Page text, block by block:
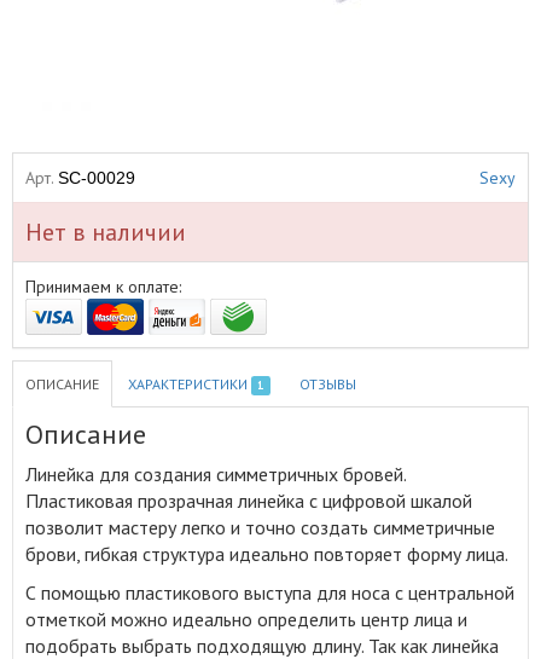
Арт. SC-00029 Sexy
Нет в наличии
Принимаем к оплате:
ОПИСАНИЕ ХАРАКТЕРИСТИКИ 1 ОТЗЫВЫ
Описание
Линейка для создания симметричных бровей.
Пластиковая прозрачная линейка с цифровой шкалой
позволит мастеру легко и точно создать симметричные
брови, гибкая структура идеально повторяет форму лица.
С помощью пластикового выступа для носа с центральной
отметкой можно идеально определить центр лица и
подобрать выбрать подходящую длину. Так как линейка